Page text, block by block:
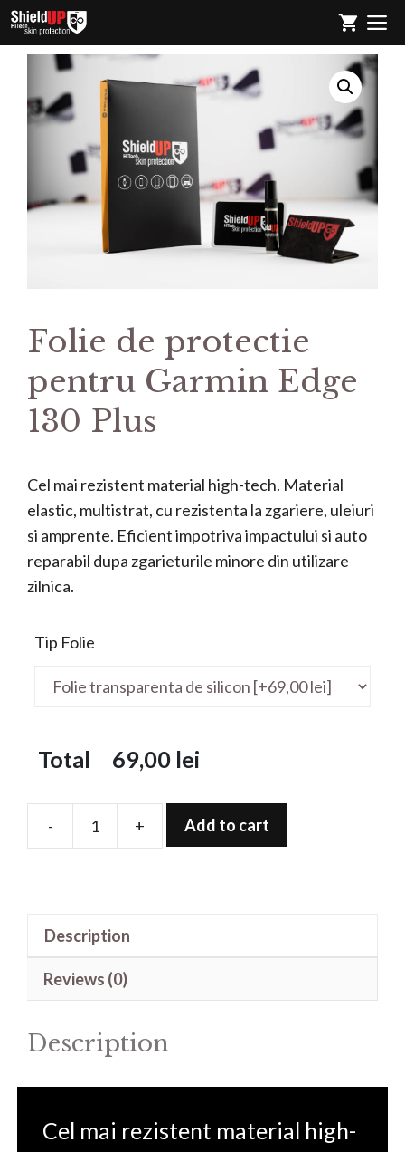
Sari
conținut
Folie de protectie
pentru Garmin Edge
130 Plus
Cel mai rezistent material high-tech. Material
elastic, multistrat, cu rezistenta la zgariere, uleiuri
si amprente. Eficient impotriva impactului si auto
reparabil dupa zgarieturile minore din utilizare
zilnica.
Tip Folie
Total 69,00 lei
-
Folie
quantity
+ Add to cart
Description
Reviews (0)
Description
Cel mai rezistent material high-